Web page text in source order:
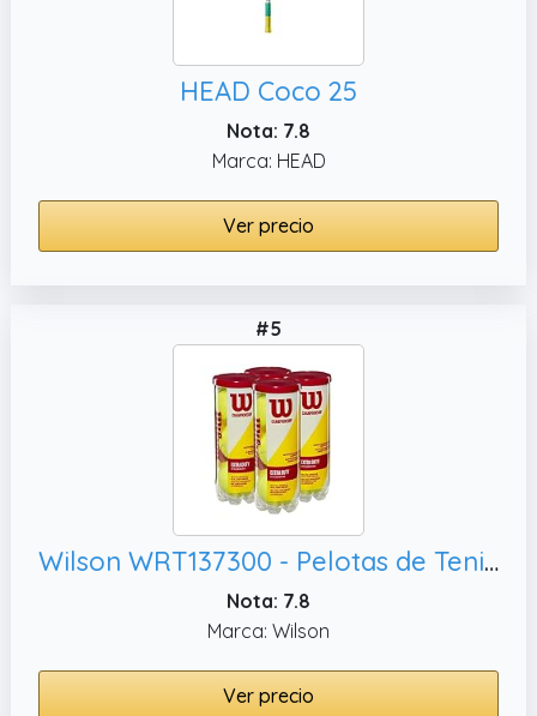
HEAD Coco 25
Nota: 7.8
Marca: HEAD
Ver precio
#5
Wilson WRT137300 - Pelotas de Tenis para niños, Color Amarillo y Naranja
Nota: 7.8
Marca: Wilson
Ver precio